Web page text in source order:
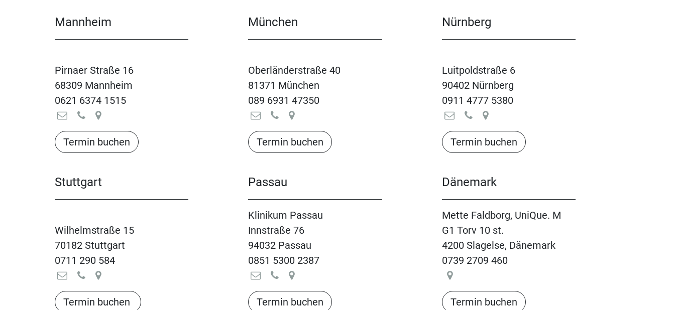
Mannheim
Pirnaer Straße 16
68309 Mannheim
0621 6374 1515
Termin buchen​​​​​​​​​​
München
Oberländerstraße 40
81371 München
089 6931 47350
Termin buchen​​​​​​​​​​
Nürnberg
Luitpoldstraße 6
90402 Nürnberg
0911 4777 5380
Termin buchen​​​​​​​​​​
Stuttgart
Wilhelmstraße 15
70182 Stuttgart
0711 290 584
Termin buchen​​​​​​​​​​
Passau
Klinikum Passau
Innstraße 76
94032 Passau
0851 5300 2387
Termin buchen​​​​​​​​​​
Dänemark
Mette Faldborg, UniQue. M
G1 Torv 10 st.
4200 Slagelse, Dänemark
0739 2709 460
Termin buchen​​​​​​​​​​